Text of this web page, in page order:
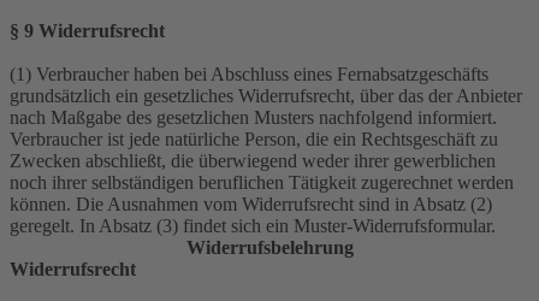
§ 9 Widerrufsrecht
(1) Verbraucher haben bei Abschluss eines Fernabsatzgeschäfts
grundsätzlich ein gesetzliches Widerrufsrecht, über das der Anbieter
nach Maßgabe des gesetzlichen Musters nachfolgend informiert.
Verbraucher ist jede natürliche Person, die ein Rechtsgeschäft zu
Zwecken abschließt, die überwiegend weder ihrer gewerblichen
noch ihrer selbständigen beruflichen Tätigkeit zugerechnet werden
können. Die Ausnahmen vom Widerrufsrecht sind in Absatz (2)
geregelt. In Absatz (3) findet sich ein Muster-Widerrufsformular.
Widerrufsbelehrung
Widerrufsrecht